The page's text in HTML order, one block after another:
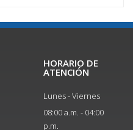
HORARIO DE
ATENCIÓN
Lunes - Viernes
08:00 a.m. - 04:00
p.m.